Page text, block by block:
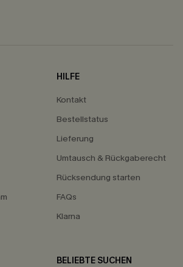
HILFE
Kontakt
Bestellstatus
Lieferung
Umtausch & Rückgaberecht
Rücksendung starten
FAQs
Klarna
BELIEBTE SUCHEN